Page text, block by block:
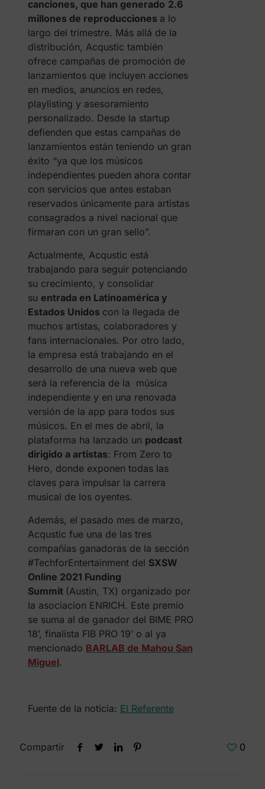
canciones, que han generado 2.6
millones de reproducciones a lo
largo del trimestre. Más allá de la
distribución, Acqustic también
ofrece campañas de promoción de
lanzamientos que incluyen acciones
en medios, anuncios en redes,
playlisting y asesoramiento
personalizado. Desde la startup
defienden que estas campañas de
lanzamientos están teniendo un gran
éxito “ya que los músicos
independientes pueden ahora contar
con servicios que antes estaban
reservados únicamente para artistas
consagrados a nivel nacional que
firmaran con un gran sello”.
Actualmente, Acqustic está
trabajando para seguir potenciando
su crecimiento, y consolidar
su entrada en Latinoamérica y
Estados Unidos con la llegada de
muchos artistas, colaboradores y
fans internacionales. Por otro lado,
la empresa está trabajando en el
desarrollo de una nueva web que
será la referencia de la música
independiente y en una renovada
versión de la app para todos sus
músicos. En el mes de abril, la
plataforma ha lanzado un podcast
dirigido a artistas: From Zero to
Hero, donde exponen todas las
claves para impulsar la carrera
musical de los oyentes.
Además, el pasado mes de marzo,
Acqustic fue una de las tres
compañías ganadoras de la sección
#TechforEntertainment del SXSW
Online 2021 Funding
Summit (Austin, TX) organizado por
la asociacion ENRICH. Este premio
se suma al de ganador del BIME PRO
18’, finalista FIB PRO 19’ o al ya
mencionado BARLAB de Mahou San
Miguel.
Fuente de la noticia: El Referente
Compartir 0